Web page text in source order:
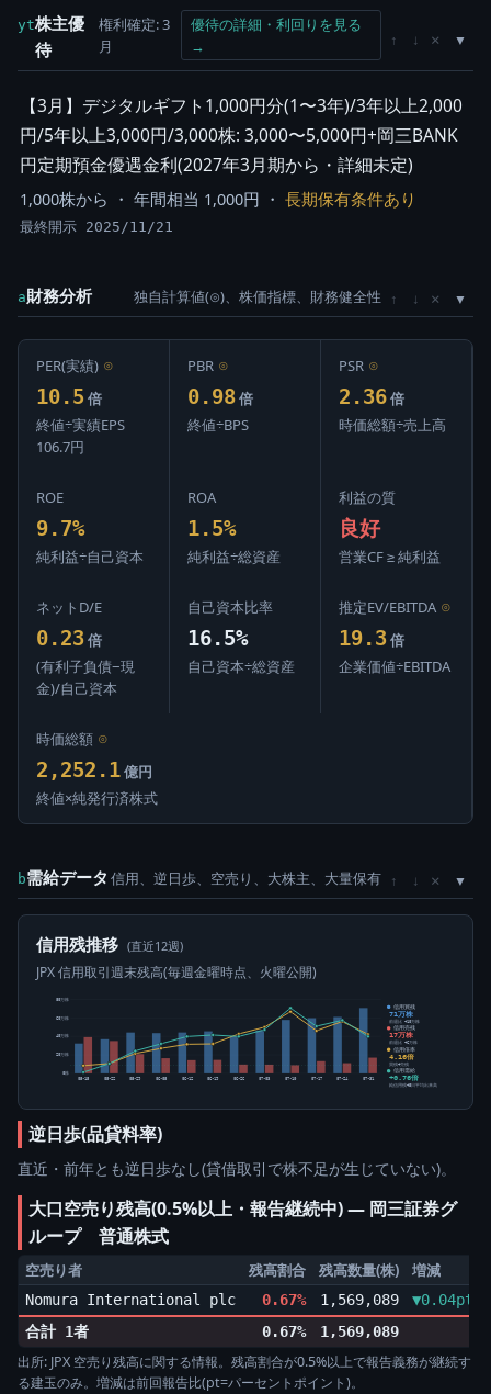
yt株主優
待
権利確定: 3
月
優待の詳細・利回りを見る
→
↑ ↓ ×
【3月】デジタルギフト1,000円分(1〜3年)/3年以上2,000
円/5年以上3,000円/3,000株: 3,000〜5,000円+岡三BANK
円定期預金優遇金利(2027年3月期から・詳細未定)
1,000株から ・ 年間相当 1,000円 ・ 長期保有条件あり
最終開示 2025/11/21
a財務分析 独自計算値(⊙)、株価指標、財務健全性 ↑ ↓ ×
PER(実績) ⊙
10.5 倍
終値÷実績EPS
106.7円
PBR ⊙
0.98 倍
終値÷BPS
PSR ⊙
2.36 倍
時価総額÷売上高
ROE
9.7%
純利益÷自己資本
ROA
1.5%
純利益÷総資産
利益の質
良好
営業CF ≥ 純利益
ネットD/E
0.23 倍
(有利子負債−現
金)/自己資本
自己資本比率
16.5%
自己資本÷総資産
推定EV/EBITDA ⊙
19.3 倍
企業価値÷EBITDA
時価総額 ⊙
2,252.1 億円
終値×純発行済株式
b需給データ 信用、逆日歩、空売り、大株主、大量保有 ↑ ↓ ×
信用残推移 (直近12週)
JPX 信用取引週末残高(毎週金曜時点、火曜公開)
0株
20万株
40万株
60万株
80万株
05-15 05-22 05-29 06-05 06-12 06-19 06-26 07-03 07-10 07-17 07-24 07-31
信用買残
71万株
前週比 +10万株
信用売残
17万株
前週比 +6万株
信用倍率
4.16倍
買残÷売残
信用需給
+0.76倍
純信用残÷5日平均出来高
逆日歩(品貸料率)
直近・前年とも逆日歩なし(貸借取引で株不足が生じていない)。
大口空売り残高(0.5%以上・報告継続中) ― 岡三証券グ
ループ 普通株式
空売り者 残高割合 残高数量(株) 増減
Nomura International plc 0.67% 1,569,089 ▼0.04pt
合計 1者
0.67% 1,569,089
出所: JPX 空売り残高に関する情報。残高割合が0.5%以上で報告義務が継続す
る建玉のみ。増減は前回報告比(pt=パーセントポイント)。